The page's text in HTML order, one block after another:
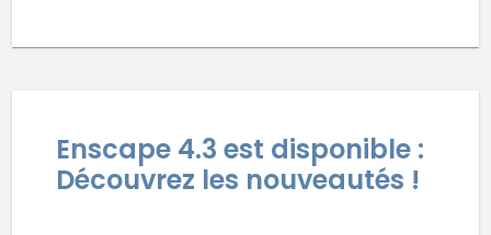
Enscape 4.3 est disponible :
Découvrez les nouveautés !